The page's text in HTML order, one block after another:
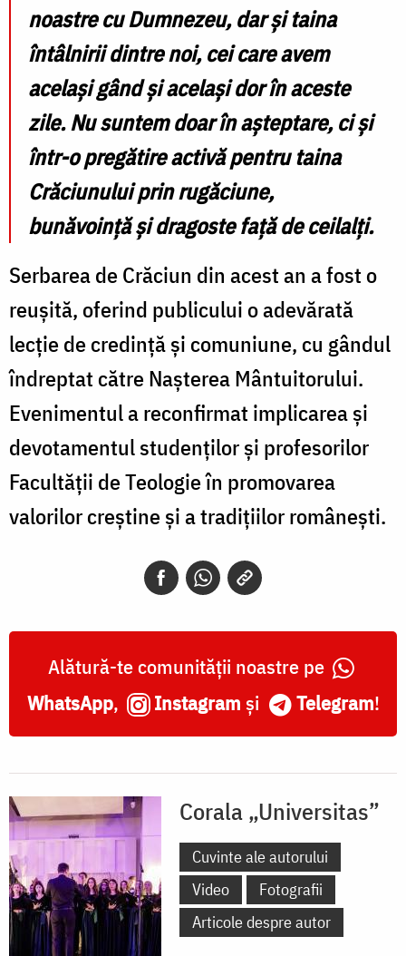
noastre cu Dumnezeu, dar și taina
întâlnirii dintre noi, cei care avem
același gând și același dor în aceste
zile. Nu suntem doar în așteptare, ci și
într-o pregătire activă pentru taina
Crăciunului prin rugăciune,
bunăvoință și dragoste față de ceilalți.
Serbarea de Crăciun din acest an a fost o
reușită, oferind publicului o adevărată
lecție de credință și comuniune, cu gândul
îndreptat către Nașterea Mântuitorului.
Evenimentul a reconfirmat implicarea și
devotamentul studenților și profesorilor
Facultății de Teologie în promovarea
valorilor creștine și a tradițiilor românești.
Alătură-te comunității noastre pe
WhatsApp, Instagram și Telegram!
Corala „Universitas”
Cuvinte ale autorului
Video
Fotografii
Articole despre autor